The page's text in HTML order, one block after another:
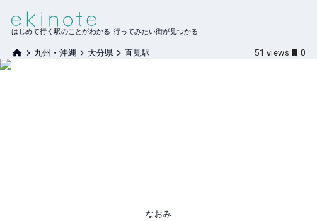
はじめて行く駅のことがわかる 行ってみたい街が見つかる
九州・沖縄 大分県 直見駅 51 views 0
なおみ